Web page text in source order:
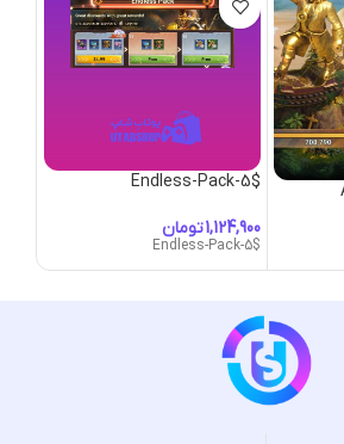
Endless-Pack-5$
تومان
Endless-Pack-5$